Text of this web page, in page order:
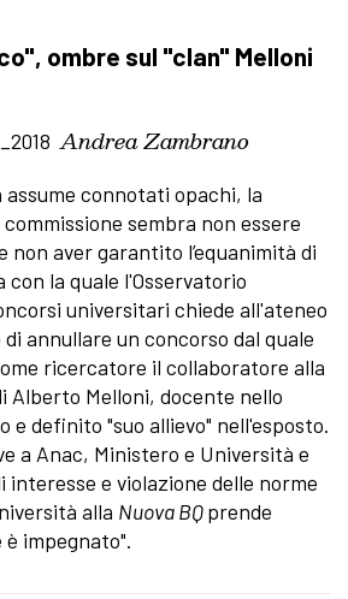
ombre sul "clan" Melloni
Andrea Zambrano
assume connotati opachi, la
sembra non essere
non aver garantito l’equanimità di
con la quale l'Osservatorio
universitari chiede all'ateneo
di annullare un concorso dal quale
ricercatore il collaboratore alla
Alberto Melloni, docente nello
e definito "suo allievo" nell'esposto.
a Anac, Ministero e Università e
e violazione delle norme
alla Nuova BQprende
impegnato".